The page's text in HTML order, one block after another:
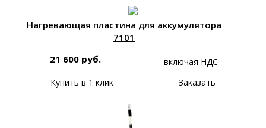
Нагревающая пластина для аккумулятора
7101
21 600 руб.
включая НДС
Купить в 1 клик
Заказать